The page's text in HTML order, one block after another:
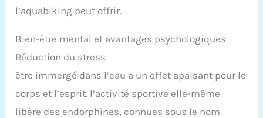
l’aquabiking peut offrir.
Bien-être mental et avantages psychologiques
Réduction du stress
être immergé dans l’eau a un effet apaisant pour le
corps et l’esprit. l’activité sportive elle-même
libère des endorphines, connues sous le nom